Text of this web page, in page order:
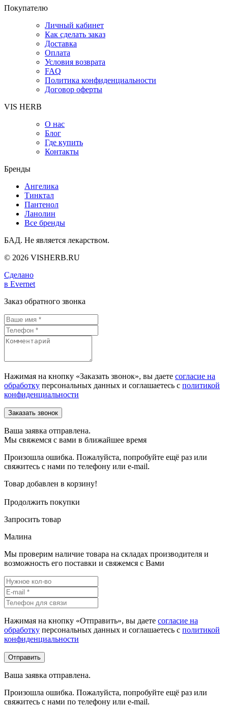
Покупателю
Личный кабинет
Как сделать заказ
Доставка
Оплата
Условия возврата
FAQ
Политика конфиденциальности
Договор оферты
VIS HERB
О нас
Блог
Где купить
Контакты
Бренды
Ангелика
Тинктал
Пантенол
Ланолин
Все бренды
БАД. Не является лекарством.
© 2026 VISHERB.RU
Сделано
в Evernet
Заказ обратного звонка
Нажимая на кнопку «Заказать звонок», вы даете согласие на
обработку персональных данных и соглашаетесь c политикой
конфиденциальности
Ваша заявка отправлена.
Мы свяжемся с вами в ближайшее время
Произошла ошибка. Пожалуйста, попробуйте ещё раз или
свяжитесь с нами по телефону или e-mail.
Товар добавлен в корзину!
Продолжить покупки
Запросить товар
Малина
Мы проверим наличие товара на складах производителя и
возможность его поставки и свяжемся с Вами
Нажимая на кнопку «Отправить», вы даете согласие на
обработку персональных данных и соглашаетесь c политикой
конфиденциальности
Ваша заявка отправлена.
Произошла ошибка. Пожалуйста, попробуйте ещё раз или
свяжитесь с нами по телефону или e-mail.